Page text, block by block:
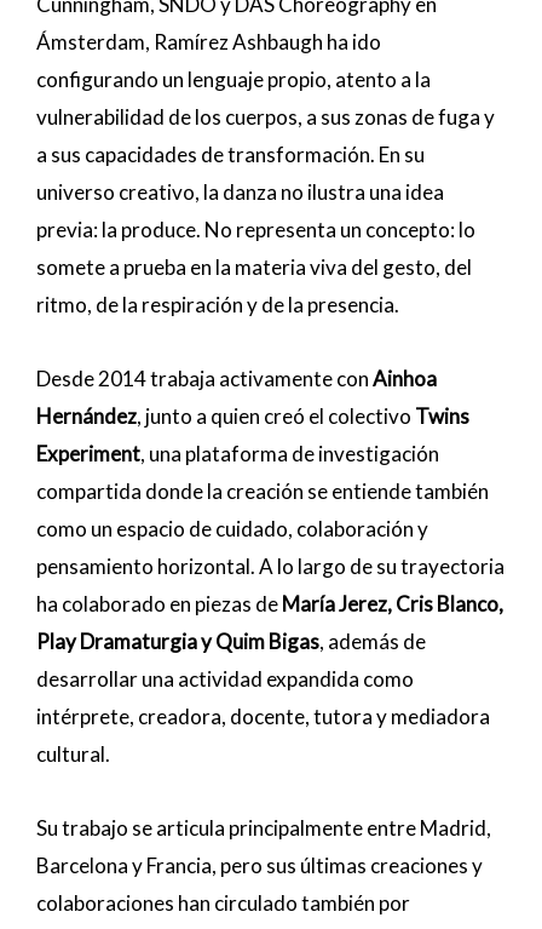
Ámsterdam, Ramírez Ashbaugh ha ido
configurando un lenguaje propio, atento a la
vulnerabilidad de los cuerpos, a sus zonas de fuga y
a sus capacidades de transformación. En su
universo creativo, la danza no ilustra una idea
previa: la produce. No representa un concepto: lo
somete a prueba en la materia viva del gesto, del
ritmo, de la respiración y de la presencia.
Desde 2014 trabaja activamente conAinhoa
Hernández, junto a quien creó el colectivo Twins
Experiment, una plataforma de investigación
compartida donde la creación se entiende también
como un espacio de cuidado, colaboración y
pensamiento horizontal. A lo largo de su trayectoria
ha colaborado en piezas deMaría Jerez, Cris Blanco,
Play Dramaturgia y Quim Bigas, además de
desarrollar una actividad expandida como
intérprete, creadora, docente, tutora y mediadora
cultural.
Su trabajo se articula principalmente entre Madrid,
Barcelona y Francia, pero sus últimas creaciones y
colaboraciones han circulado también por